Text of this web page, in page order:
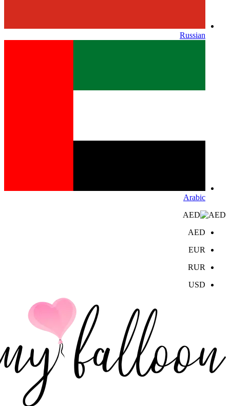
Russian
Arabic
AED
AED
EUR
RUR
USD